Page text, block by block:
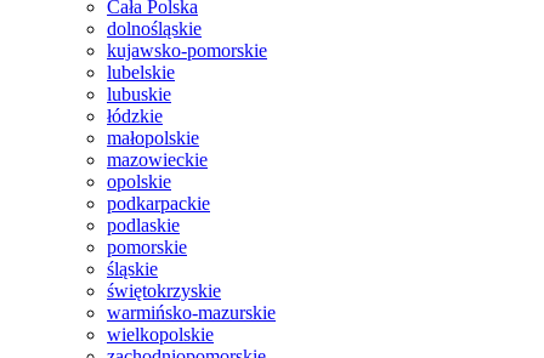
Cała Polska
dolnośląskie
kujawsko-pomorskie
lubelskie
lubuskie
łódzkie
małopolskie
mazowieckie
opolskie
podkarpackie
podlaskie
pomorskie
śląskie
świętokrzyskie
warmińsko-mazurskie
wielkopolskie